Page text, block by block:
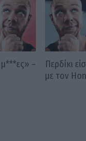
μ***ες» –
Περδίκι
με τον